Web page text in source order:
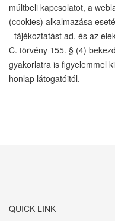
múltbeli kapcsolatot, a
(cookies) alkalmazása
- tájékoztatást ad, és az
C. törvény 155. § (4)
gyakorlatra is figyelemmel
honlap látogatóitól.
QUICK LINK